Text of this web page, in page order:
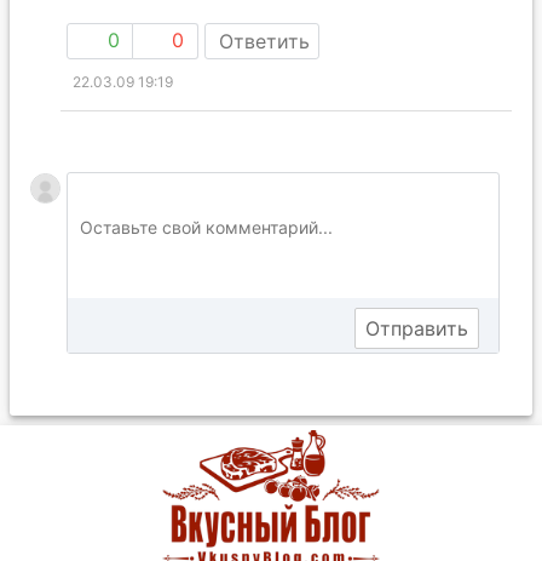
0 0 Ответить
22.03.09 19:19